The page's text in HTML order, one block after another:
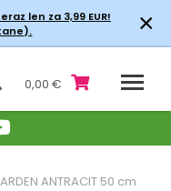
len za 3,99 EUR!
×
0,00 €
ANTRACIT 50 cm